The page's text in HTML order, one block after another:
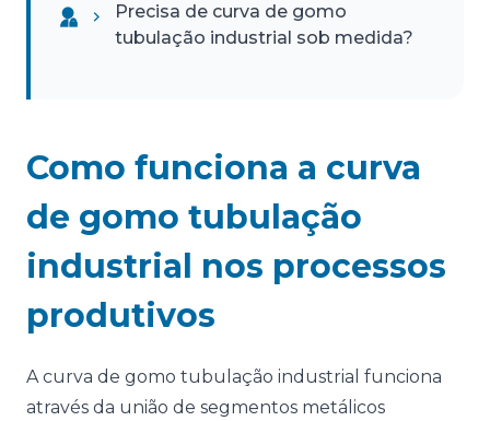
Precisa de curva de gomo
tubulação industrial sob medida?
Como funciona a curva
de gomo tubulação
industrial nos processos
produtivos
A curva de gomo tubulação industrial funciona
através da união de segmentos metálicos